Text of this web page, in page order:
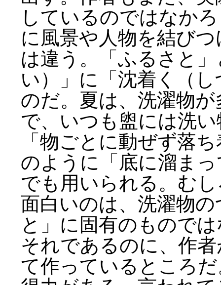
しているのではなか
に風景や人物を結び
は違う。「ふるさと
い）」に「沈着く（
のだ。夏は、洗濯物
で、いつも盥には洗
「物ごとに動ぜず落
のように「底に溜ま
でも用いられる。む
面白いのは、洗濯物
と」に固有のもので
それであるのに、作
て作っているところ